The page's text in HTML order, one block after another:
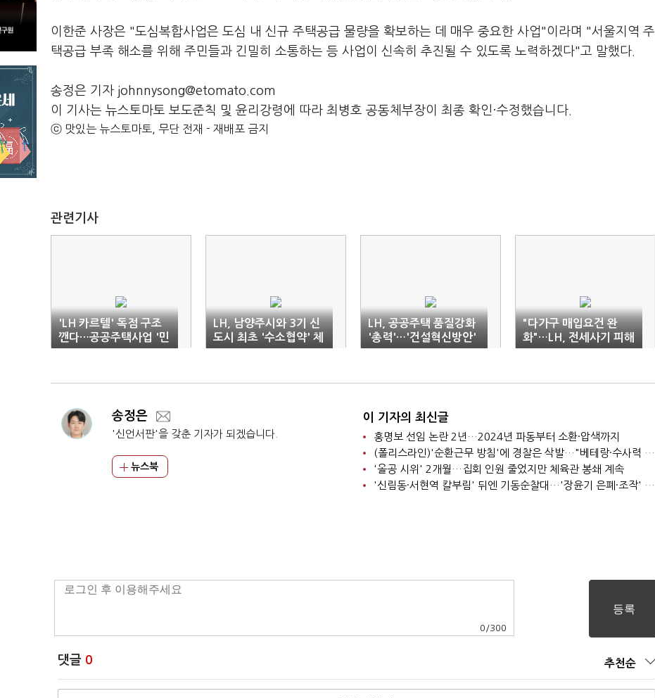
이한준 사장은 "도심복합사업은 도심 내 신규 주택공급 물량을 확보하는 데 매우 중요한 사업"이라며 "서울지역 주
택공급 부족 해소를 위해 주민들과 긴밀히 소통하는 등 사업이 신속히 추진될 수 있도록 노력하겠다"고 말했다.
송정은 기자 johnnysong@etomato.com
이 기사는 뉴스토마토 보도준칙 및 윤리강령에 따라 최병호 공동체부장이 최종 확인·수정했습니다.
ⓒ 맛있는 뉴스토마토, 무단 전재 - 재배포 금지
관련기사
'LH 카르텔' 독점 구조
깬다…공공주택사업 '민
간경쟁' 재편
LH, 남양주시와 3기 신
도시 최초 '수소협약' 체
결
LH, 공공주택 품질강화
'총력'…'건설혁신방안'
발표
"다가구 매입요건 완
화"…LH, 전세사기 피해
지원 확대
송정은
'신언서판'을 갖춘 기자가 되겠습니다.
뉴스북
이 기자의 최신글
홍명보 선임 논란 2년…2024년 파동부터 소환·압색까지
(폴리스라인)'순환근무 방침'에 경찰은 삭발…"베테랑·수사력 보강 먼저"
'올공 시위' 2개월…집회 인원 줄었지만 체육관 봉쇄 계속
'신림동·서현역 칼부림' 뒤엔 기동순찰대…'장윤기 은폐·조작' 후엔 내부비리수사대
0 /300
댓글 0 추천순